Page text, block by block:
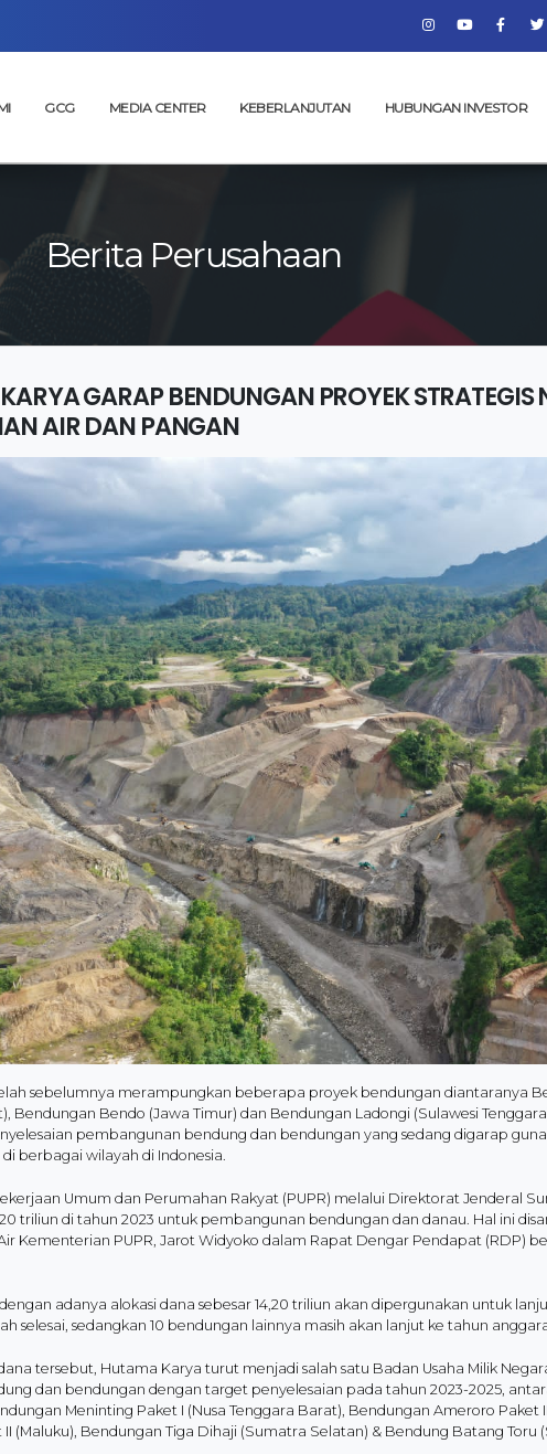
GCG MEDIA CENTER KEBERLANJUTAN HUBUNGAN INVESTOR
Berita Perusahaan
GARAP BENDUNGAN PROYEK
AIR DAN PANGAN
sebelumnya merampungkan beberapa proyek bendungan diantaranya
Bendungan Bendo (Jawa Timur) dan Bendungan Ladongi (Sulawesi
pembangunan bendung dan bendungan yang sedang digarap
berbagai wilayah di Indonesia.
Umum dan Perumahan Rakyat (PUPR) melalui Direktorat Jenderal
triliun di tahun 2023 untuk pembangunan bendungan dan danau. Hal ini
Kementerian PUPR, Jarot Widyoko dalam Rapat Dengar Pendapat (RDP)
adanya alokasi dana sebesar 14,20 triliun akan dipergunakan untuk
selesai, sedangkan 10 bendungan lainnya masih akan lanjut ke tahun
tersebut, Hutama Karya turut menjadi salah satu Badan Usaha Milik
dan bendungan dengan target penyelesaian pada tahun 2023-2025,
Meninting Paket I (Nusa Tenggara Barat), Bendungan Ameroro Paket
(Maluku), Bendungan Tiga Dihaji (Sumatra Selatan) & Bendung Batang Toru